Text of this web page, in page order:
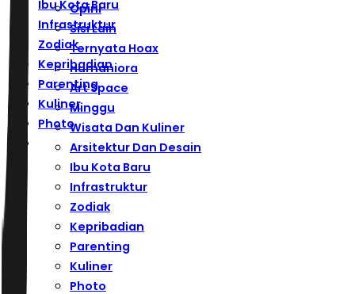
Ibu Kota Baru
Infrastruktur
Zodiak
Kepribadian
Parenting
Kuliner
Photo
Opini
Sisi Lain
Ternyata Hoax
Humaniora
Art Space
Minggu
Wisata Dan Kuliner
Arsitektur Dan Desain
Ibu Kota Baru
Infrastruktur
Zodiak
Kepribadian
Parenting
Kuliner
Photo